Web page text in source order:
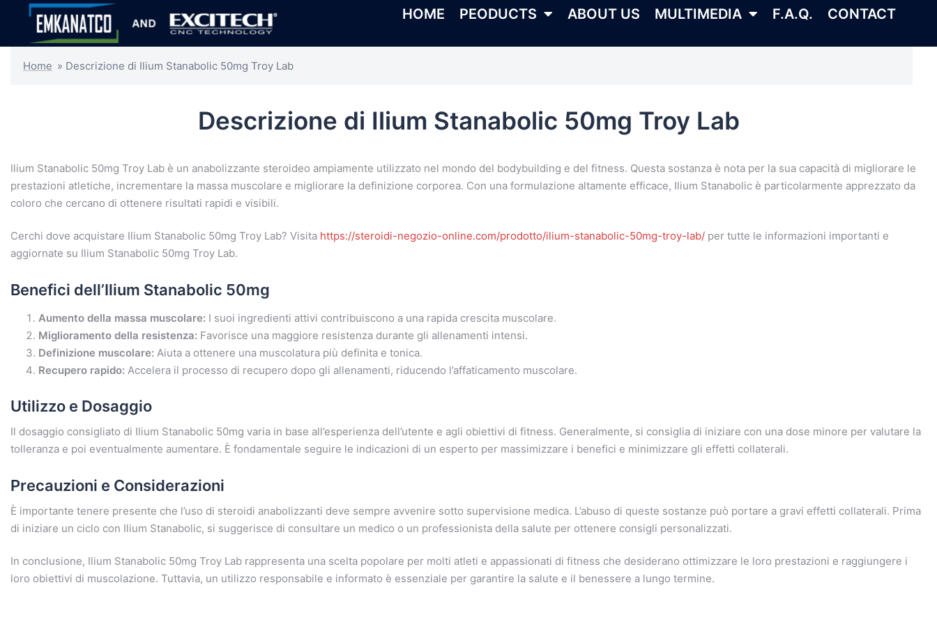
HOME PEODUCTS ABOUT US MULTIMEDIA F.A.Q. CONTACT
Home » Descrizione di Ilium Stanabolic 50mg Troy Lab
Descrizione di Ilium Stanabolic 50mg Troy Lab
Ilium Stanabolic 50mg Troy Lab è un anabolizzante steroideo ampiamente utilizzato nel mondo del bodybuilding e del fitness. Questa sostanza è nota per la sua capacità di migliorare le
prestazioni atletiche, incrementare la massa muscolare e migliorare la definizione corporea. Con una formulazione altamente efficace, Ilium Stanabolic è particolarmente apprezzato da
coloro che cercano di ottenere risultati rapidi e visibili.
Cerchi dove acquistare Ilium Stanabolic 50mg Troy Lab? Visita https://steroidi-negozio-online.com/prodotto/ilium-stanabolic-50mg-troy-lab/ per tutte le informazioni importanti e
aggiornate su Ilium Stanabolic 50mg Troy Lab.
Benefici dell’Ilium Stanabolic 50mg
Aumento della massa muscolare: I suoi ingredienti attivi contribuiscono a una rapida crescita muscolare.
Miglioramento della resistenza: Favorisce una maggiore resistenza durante gli allenamenti intensi.
Definizione muscolare: Aiuta a ottenere una muscolatura più definita e tonica.
Recupero rapido: Accelera il processo di recupero dopo gli allenamenti, riducendo l’affaticamento muscolare.
Utilizzo e Dosaggio
Il dosaggio consigliato di Ilium Stanabolic 50mg varia in base all’esperienza dell’utente e agli obiettivi di fitness. Generalmente, si consiglia di iniziare con una dose minore per valutare la
tolleranza e poi eventualmente aumentare. È fondamentale seguire le indicazioni di un esperto per massimizzare i benefici e minimizzare gli effetti collaterali.
Precauzioni e Considerazioni
È importante tenere presente che l’uso di steroidi anabolizzanti deve sempre avvenire sotto supervisione medica. L’abuso di queste sostanze può portare a gravi effetti collaterali. Prima
di iniziare un ciclo con Ilium Stanabolic, si suggerisce di consultare un medico o un professionista della salute per ottenere consigli personalizzati.
In conclusione, Ilium Stanabolic 50mg Troy Lab rappresenta una scelta popolare per molti atleti e appassionati di fitness che desiderano ottimizzare le loro prestazioni e raggiungere i
loro obiettivi di muscolazione. Tuttavia, un utilizzo responsabile e informato è essenziale per garantire la salute e il benessere a lungo termine.